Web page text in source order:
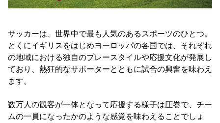
サッカーは、世界中で最も人気のあるスポーツのひとつ。
とくにイギリスをはじめヨーロッパの各国では、それぞれ
の地域における独自のプレースタイルや応援文化が発展し
ており、熱狂的なサポーターとともに試合の興奮を味わえ
ます。
数万人の観客が一体となって応援する様子は圧巻で、チー
ムの一員になったかのような感覚を味わえることでしょ